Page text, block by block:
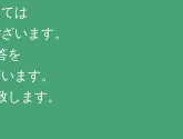
は
います。
を
ます。
ます。